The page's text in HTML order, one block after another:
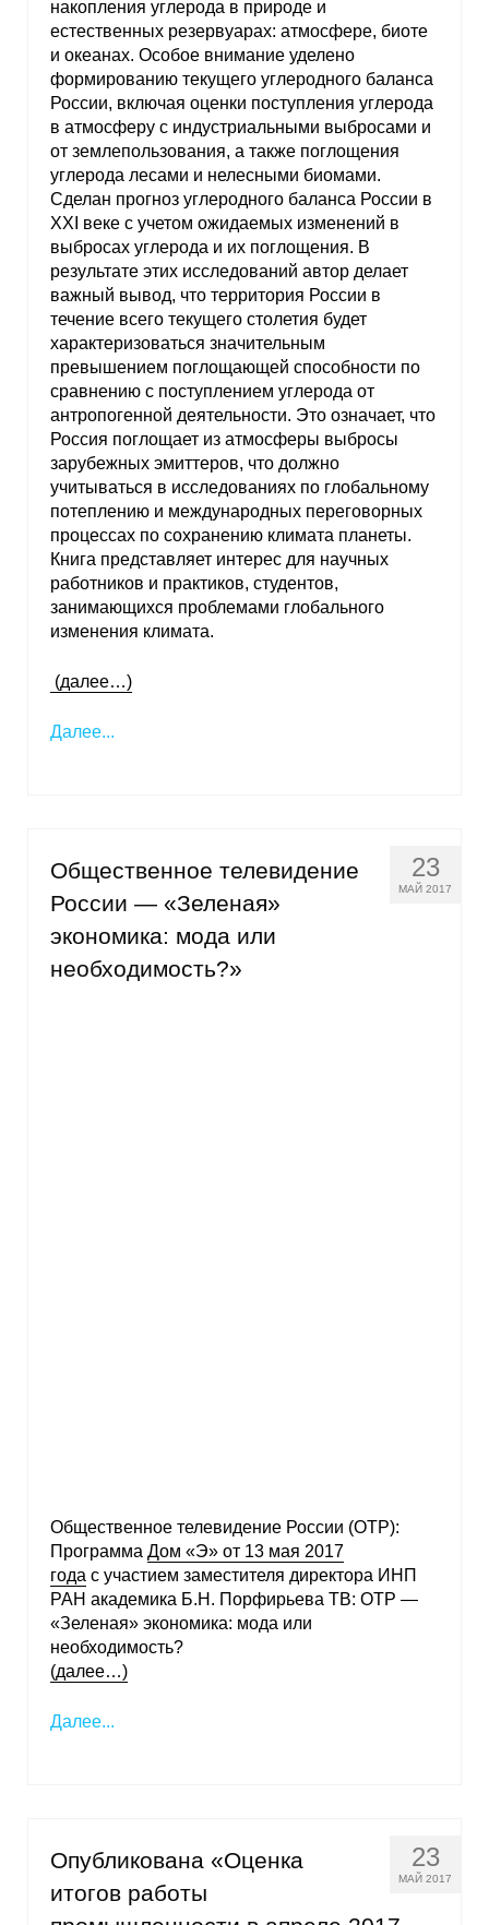
накопления углерода в природе и
естественных резервуарах: атмосфере, биоте
и океанах. Особое внимание уделено
формированию текущего углеродного баланса
России, включая оценки поступления углерода
в атмосферу с индустриальными выбросами и
от землепользования, а также поглощения
углерода лесами и нелесными биомами.
Сделан прогноз углеродного баланса России в
XXI веке с учетом ожидаемых изменений в
выбросах углерода и их поглощения. В
результате этих исследований автор делает
важный вывод, что территория России в
течение всего текущего столетия будет
характеризоваться значительным
превышением поглощающей способности по
сравнению с поступлением углерода от
антропогенной деятельности. Это означает, что
Россия поглощает из атмосферы выбросы
зарубежных эмиттеров, что должно
учитываться в исследованиях по глобальному
потеплению и международных переговорных
процессах по сохранению климата планеты.
Книга представляет интерес для научных
работников и практиков, студентов,
занимающихся проблемами глобального
изменения климата.
(далее…)
Далее...
23
МАЙ 2017
Общественное телевидение
России — «Зеленая»
экономика: мода или
необходимость?»
Общественное телевидение России (ОТР):
Программа Дом «Э» от 13 мая 2017
года с участием заместителя директора ИНП
РАН академика Б.Н. Порфирьева ТВ: ОТР —
«Зеленая» экономика: мода или
необходимость?
(далее…)
Далее...
23
МАЙ 2017
Опубликована «Оценка
итогов работы